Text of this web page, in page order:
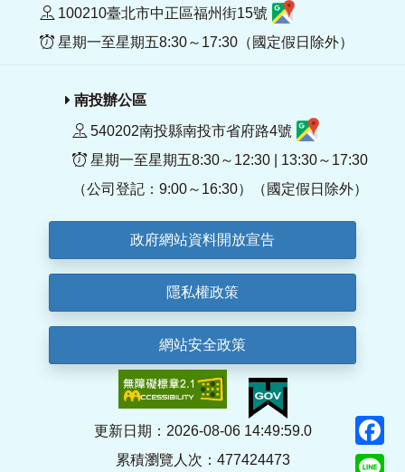
100210臺北市中正區福州街15號
星期一至星期五8:30～17:30（國定假日除外）
南投辦公區
540202南投縣南投市省府路4號
星期一至星期五8:30～12:30 | 13:30～17:30
（公司登記：9:00～16:30）（國定假日除外）
政府網站資料開放宣告
隱私權政策
網站安全政策
更新日期：2026-08-06 14:49:59.0
累積瀏覽人次：477424473